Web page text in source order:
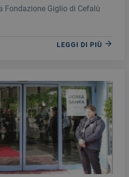
Fondazione Giglio di Cefalù
LEGGI DI PIÙ